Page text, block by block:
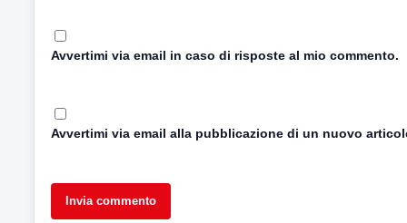
Avvertimi via email in caso di risposte al mio commento.
Avvertimi via email alla pubblicazione di un nuovo